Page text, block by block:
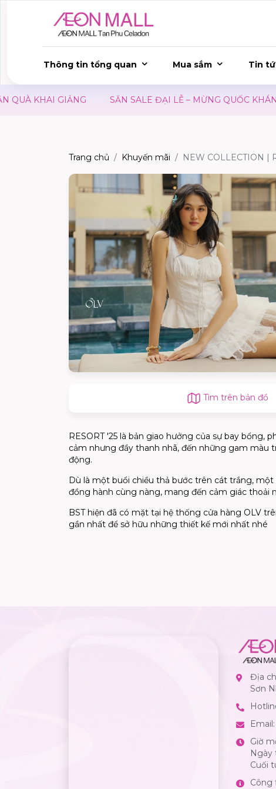
Thông tin tổng quan Mua sắm Tin
KHAI GIẢNG SĂN SALE ĐẠI LỄ – MỪNG QUỐC KHÁNH
Trang chủ Khuyến mãi NEW COLLECTION |
Tìm trên bản đồ
RESORT '25 là bản giao hưởng của sự bay
cảm nhưng đầy thanh nhã, đến những gam màu
động.
Dù là một buổi chiều thả bước trên cát trắng, một
đồng hành cùng nàng, mang đến cảm giác thoải
BST hiện đã có mặt tại hệ thống cửa hàng OLV
gần nhất để sở hữu những thiết kế mới nhất nhé
Địa
Sơn
Email:
Giờ
Ngày
Cuối
Công